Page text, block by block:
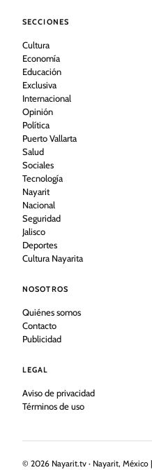
SECCIONES
Cultura
Economía
Educación
Exclusiva
Internacional
Opinión
Política
Puerto Vallarta
Salud
Sociales
Tecnología
Nayarit
Nacional
Seguridad
Jalisco
Deportes
Cultura Nayarita
NOSOTROS
Quiénes somos
Contacto
Publicidad
LEGAL
Aviso de privacidad
Términos de uso
© 2026 Nayarit.tv · Nayarit,